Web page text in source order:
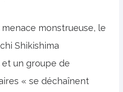
monstrueuse, le
Shikishima
et un groupe de
« se déchaînent